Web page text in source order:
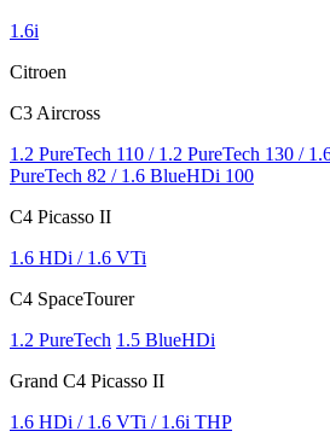
1.6i
Citroen
C3 Aircross
1.2 PureTech 110 / 1.2 PureTech 130 /
PureTech 82 / 1.6 BlueHDi 100
C4 Picasso II
1.6 HDi / 1.6 VTi
C4 SpaceTourer
1.2 PureTech 1.5 BlueHDi
Grand C4 Picasso II
1.6 HDi / 1.6 VTi / 1.6i THP